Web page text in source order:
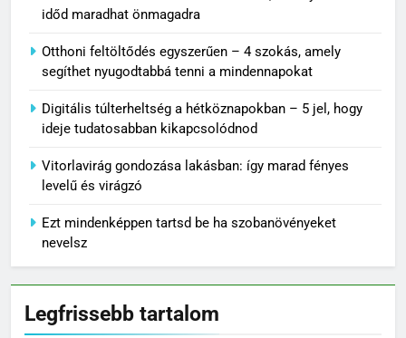
időd maradhat önmagadra
Otthoni feltöltődés egyszerűen – 4 szokás, amely
segíthet nyugodtabbá tenni a mindennapokat
Digitális túlterheltség a hétköznapokban – 5 jel, hogy
ideje tudatosabban kikapcsolódnod
Vitorlavirág gondozása lakásban: így marad fényes
levelű és virágzó
Ezt mindenképpen tartsd be ha szobanövényeket
nevelsz
Legfrissebb tartalom